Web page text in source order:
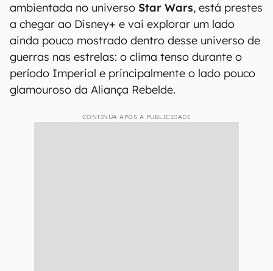
ambientada no universo Star Wars, está prestes
a chegar ao Disney+ e vai explorar um lado
ainda pouco mostrado dentro desse universo de
guerras nas estrelas: o clima tenso durante o
período Imperial e principalmente o lado pouco
glamouroso da Aliança Rebelde.
CONTINUA APÓS A PUBLICIDADE